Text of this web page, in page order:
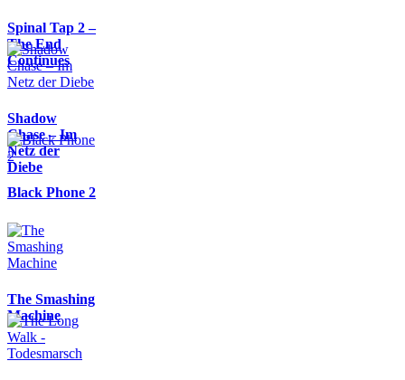
Spinal Tap 2 –
The End
Continues
Shadow
Chase – Im
Netz der
Diebe
Black Phone 2
The Smashing
Machine